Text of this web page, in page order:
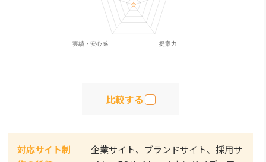
比較する
対応サイト制
企業サイト、ブランドサイト、採用サ